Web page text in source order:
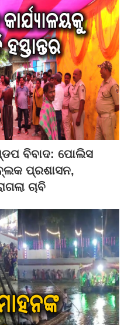
ବିବାଦ: ପୋଲିସ
ପ୍ରଶାସନ,
ଚାବି